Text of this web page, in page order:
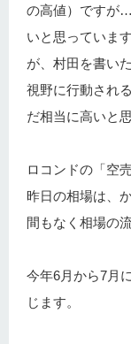
の高値）ですが
いと思っていま
が、村田を書い
視野に行動され
だ相当に高いと
ロコンドの「空
昨日の相場は、
間もなく相場の
今年6月から7月
じます。